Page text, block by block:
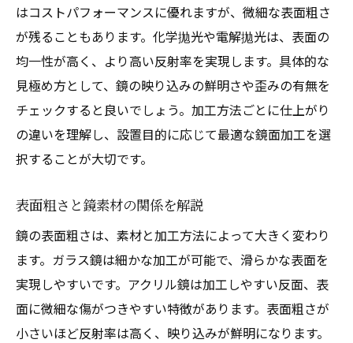
はコストパフォーマンスに優れますが、微細な表面粗さ
が残ることもあります。化学拋光や電解拋光は、表面の
均一性が高く、より高い反射率を実現します。具体的な
見極め方として、鏡の映り込みの鮮明さや歪みの有無を
チェックすると良いでしょう。加工方法ごとに仕上がり
の違いを理解し、設置目的に応じて最適な鏡面加工を選
択することが大切です。
表面粗さと鏡素材の関係を解説
鏡の表面粗さは、素材と加工方法によって大きく変わり
ます。ガラス鏡は細かな加工が可能で、滑らかな表面を
実現しやすいです。アクリル鏡は加工しやすい反面、表
面に微細な傷がつきやすい特徴があります。表面粗さが
小さいほど反射率は高く、映り込みが鮮明になります。